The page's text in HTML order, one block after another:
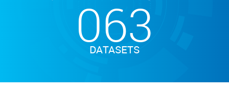
063
DATASETS